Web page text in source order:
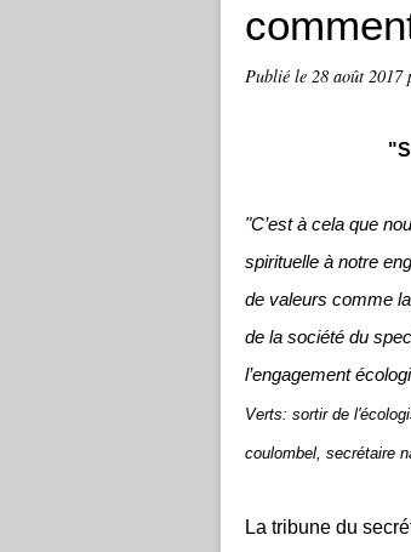
Publié le 28 août 2017
"C’est à cela que
spirituelle à notre
de valeurs comme
de la société du
l’engagement
Verts: sortir de
coulombel, secrétaire
La tribune du